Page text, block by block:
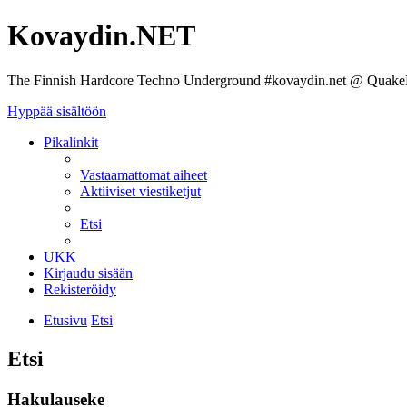
Kovaydin.NET
The Finnish Hardcore Techno Underground #kovaydin.net @
Hyppää sisältöön
Pikalinkit
Vastaamattomat aiheet
Aktiiviset viestiketjut
Etsi
UKK
Kirjaudu sisään
Rekisteröidy
Etusivu Etsi
Etsi
Hakulauseke